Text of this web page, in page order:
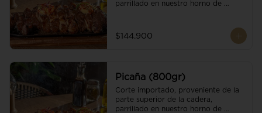
parrillado en nuestro horno de
Acompañado de salsa criolla de la
casa.
$144.900
Picaña (800gr)
Corte importado, proveniente de la
parte superior de la cadera,
parrillado en nuestro horno de